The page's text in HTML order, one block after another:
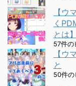
【ウ
く
とは】
57件の
【ウ
と
50件の